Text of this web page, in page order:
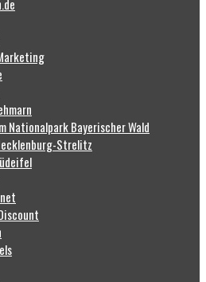
Nationalpark Bayerischer Wald
Strelitz